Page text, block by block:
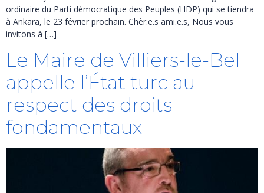
ordinaire du Parti démocratique des Peuples (HDP) qui se tiendra
à Ankara, le 23 février prochain. Chèr.e.s ami.e.s, Nous vous
invitons à […]
Le Maire de Villiers-le-Bel
appelle l’État turc au
respect des droits
fondamentaux